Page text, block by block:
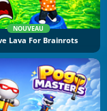
NOUVEAU
Lava For Brainrots